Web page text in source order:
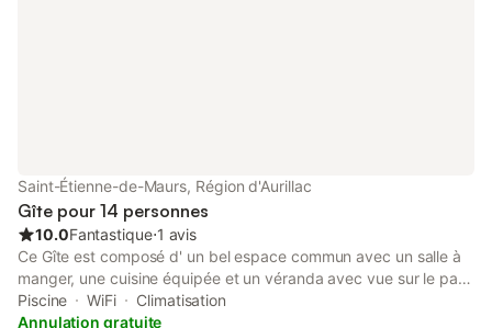
Saint-Étienne-de-Maurs, Région d'Aurillac
Gîte pour 14 personnes
10.0Fantastique⋅1 avis
Ce Gîte est composé d' un bel espace commun avec un salle à
manger, une cuisine équipée et un véranda avec vue sur le parc
. Au alentours du Gîte vous pourrez profiter de nombreuses
randos et circuits qui feront découvrir des paysages variés et
Piscine WiFi
Climatisation
Annulation gratuite